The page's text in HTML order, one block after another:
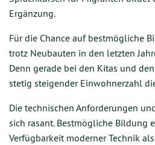
Ergänzung.
Für die Chance auf bestmögliche
trotz Neubauten in den letzten
Denn gerade bei den Kitas und
stetig steigender Einwohnerzahl
Die technischen Anforderungen
sich rasant. Bestmögliche Bildung
Verfügbarkeit moderner Technik